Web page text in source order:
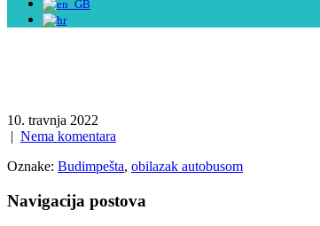
10. travnja 2022
| Nema komentara
Oznake: Budimpešta, obilazak autobusom
Navigacija postova